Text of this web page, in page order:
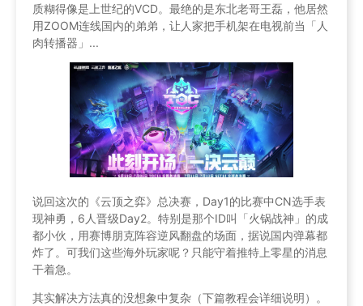
质糊得像是上世纪的VCD。最绝的是东北老哥王磊，他居然
用ZOOM连线国内的弟弟，让人家把手机架在电视前当「人
肉转播器」...
说回这次的《云顶之弈》总决赛，Day1的比赛中CN选手表
现神勇，6人晋级Day2。特别是那个ID叫「火锅战神」的成
都小伙，用赛博朋克阵容逆风翻盘的场面，据说国内弹幕都
炸了。可我们这些海外玩家呢？只能守着推特上零星的消息
干着急。
其实解决方法真的没想象中复杂（下篇教程会详细说明）。